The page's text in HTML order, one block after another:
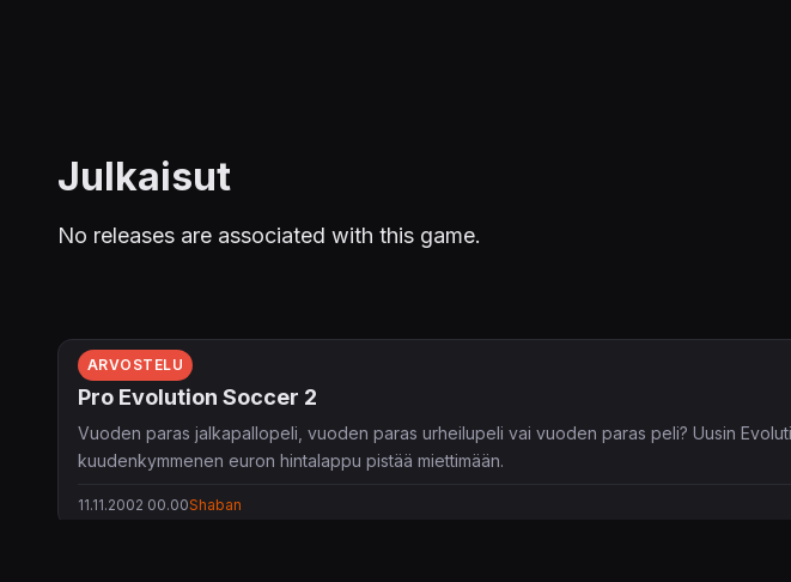
Julkaisut
No releases are associated with this game.
ARVOSTELU
Pro Evolution Soccer 2
Vuoden paras jalkapallopeli, vuoden paras urheilupeli vai vuoden paras peli? Uusin
kuudenkymmenen euron hintalappu pistää miettimään.
11.11.2002 00.00Shaban